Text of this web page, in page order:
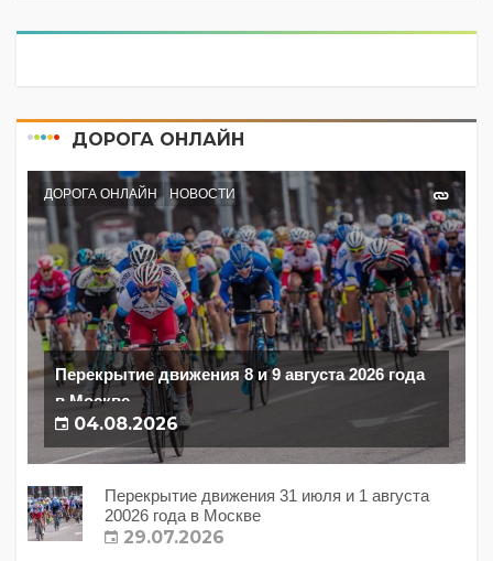
ДОРОГА ОНЛАЙН
ДОРОГА ОНЛАЙН НОВОСТИ
Перекрытие движения 8 и 9 августа 2026 года
в Москве
04.08.2026
Перекрытие движения 31 июля и 1 августа
20026 года в Москве
29.07.2026